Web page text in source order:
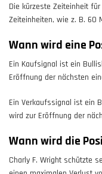
Die kürzeste Zeiteinheit
Zeiteinheiten, wie z. B. 60
Wann wird eine
Ein Kaufsignal ist ein
Eröffnung der nächsten
Ein Verkaufssignal ist ein
wird zur Eröffnung der
Wann wird die
Charly F. Wright schützte